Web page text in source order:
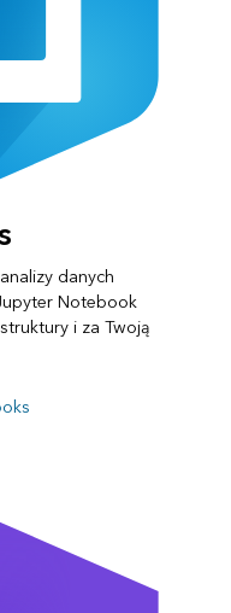
danych
Notebook
i za Twoją